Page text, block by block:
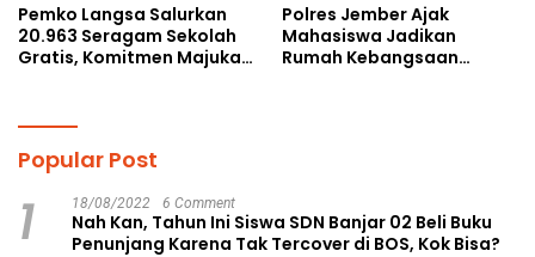
Pemko Langsa Salurkan
20.963 Seragam Sekolah
Gratis, Komitmen Majukan
Polres Jember Ajak
Mahasiswa Jadikan
Rumah Kebangsaan
Popular Post
1 18/08/2022 6 Comment
Nah Kan, Tahun Ini Siswa SDN Banjar 02 Beli Buku
Penunjang Karena Tak Tercover di BOS, Kok Bisa?